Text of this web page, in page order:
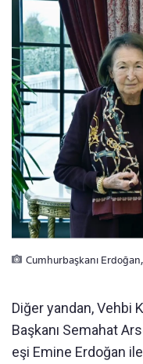
Cumhurbaşkanı
Diğer yandan, Vehbi
Başkanı Semahat
eşi Emine Erdoğan